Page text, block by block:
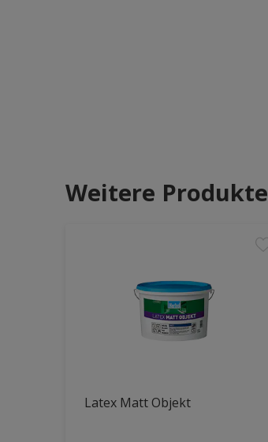
Weitere Produkte
Latex Matt Objekt